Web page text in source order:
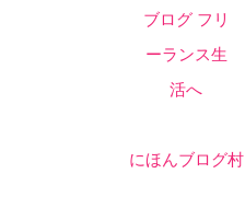
にほんブログ村